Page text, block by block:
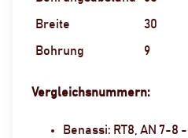
Breite 30
Bohrung 9
Vergleichsnummern:
Benassi: RT8, AN 7-8 -